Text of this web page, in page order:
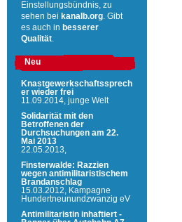
Einstellungsbündnis, zu
sehen bei kanalb.org . Gibt
es auch in besserer
Qualität
Neu
Knastgewerkschaftssprech
er wieder frei
11.09.2014, junge Welt
Solidarität mit den
Betroffenen der
Durchsuchungen am 22.
Mai 2013
22.05.2013,
Finsterwalde: Razzien
wegen antimilitaristischem
Brandanschlag
15.03.2012,
Kampagne
Hundertneunundzwanzig eV
Antimilitaristin inhaftiert -